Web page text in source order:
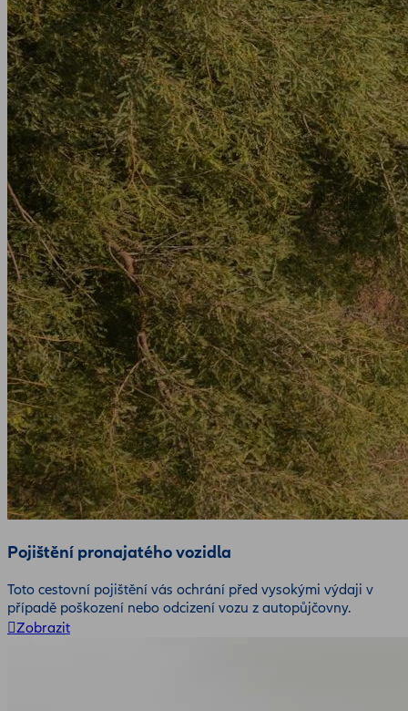
Pojištění pronajatého vozidla
Toto cestovní pojištění vás ochrání před vysokými výdaji v
případě poškození nebo odcizení vozu z autopůjčovny.
Zobrazit